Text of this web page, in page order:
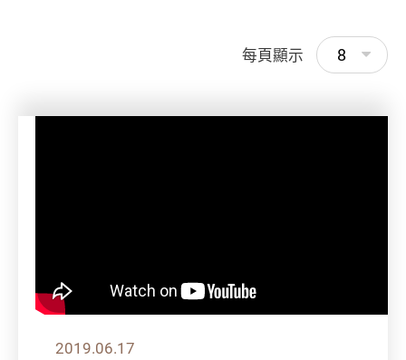
每頁顯示 8
2019.06.17